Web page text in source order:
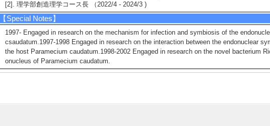
[2]. 理学部創造理学コース長 （2022/4 - 2024/3 )
【Special Notes】
1997- Engaged in research on the mechanism for infection and symbiosis of the
csaudatum.1997-1998 Engaged in research on the interaction between the endonuclear
the host Paramecium caudatum.1998-2002 Engaged in research on the novel bacterium
onucleus of Paramecium caudatum.